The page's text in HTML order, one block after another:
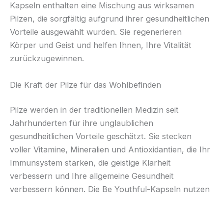
Kapseln enthalten eine Mischung aus wirksamen
Pilzen, die sorgfältig aufgrund ihrer gesundheitlichen
Vorteile ausgewählt wurden. Sie regenerieren
Körper und Geist und helfen Ihnen, Ihre Vitalität
zurückzugewinnen.
Die Kraft der Pilze für das Wohlbefinden
Pilze werden in der traditionellen Medizin seit
Jahrhunderten für ihre unglaublichen
gesundheitlichen Vorteile geschätzt. Sie stecken
voller Vitamine, Mineralien und Antioxidantien, die Ihr
Immunsystem stärken, die geistige Klarheit
verbessern und Ihre allgemeine Gesundheit
verbessern können. Die Be Youthful-Kapseln nutzen